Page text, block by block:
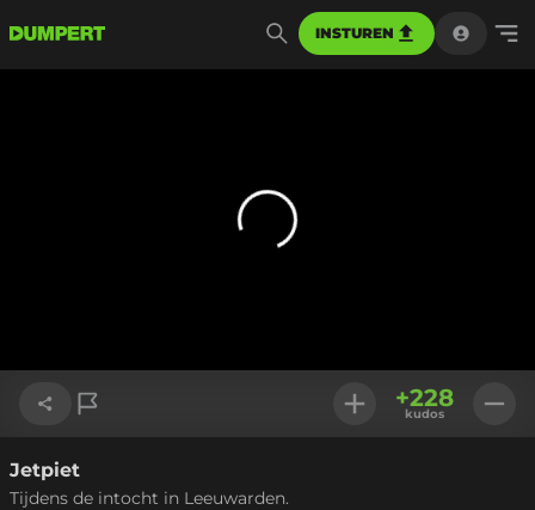
INSTUREN
Link kopiëren
+228
kudos
Jetpiet
Tijdens de intocht in Leeuwarden.